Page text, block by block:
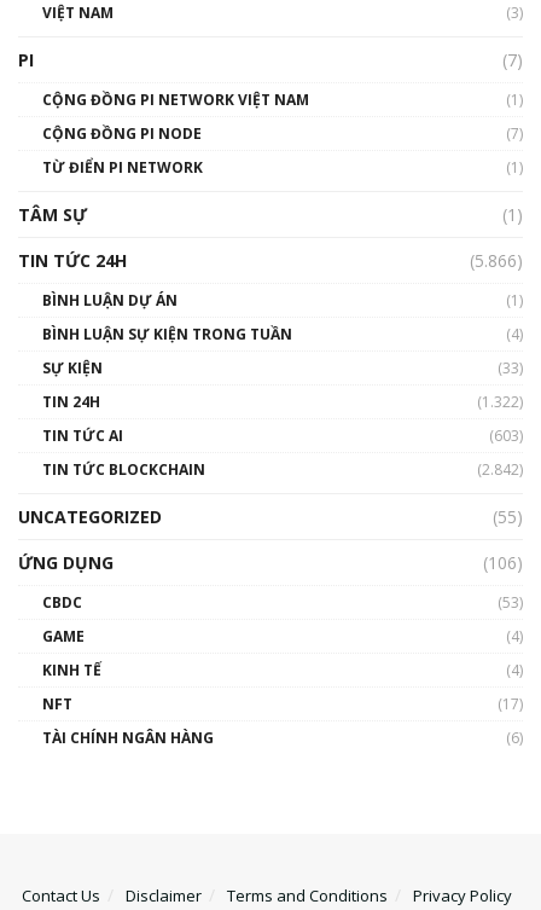
Talkshow 14: MemeCoin – Trò đùa tỷ đô
01:29:26
VIỆT NAM
(3)
PI (7)
CỘNG ĐỒNG PI NETWORK VIỆT NAM
(1)
CỘNG ĐỒNG PI NODE
(7)
TỪ ĐIỂN PI NETWORK
(1)
TÂM SỰ
(1)
TIN TỨC 24H
(5.866)
BÌNH LUẬN DỰ ÁN
(1)
BÌNH LUẬN SỰ KIỆN TRONG TUẦN
(4)
SỰ KIỆN
(33)
TIN 24H
(1.322)
TIN TỨC AI
(603)
TIN TỨC BLOCKCHAIN
(2.842)
UNCATEGORIZED
(55)
ỨNG DỤNG
(106)
CBDC
(53)
GAME
(4)
KINH TẾ
(4)
NFT
(17)
TÀI CHÍNH NGÂN HÀNG
(6)
Contact Us Disclaimer Terms and Conditions Privacy Policy